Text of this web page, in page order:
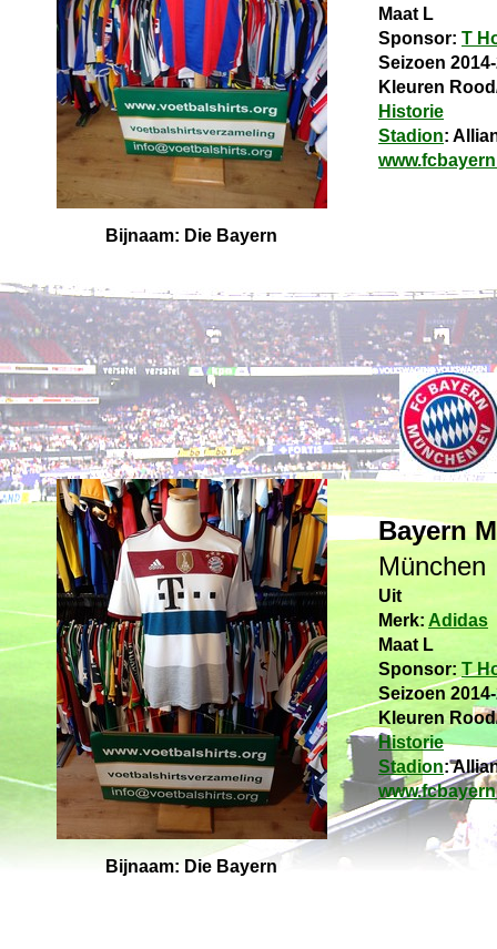
Maat L
Sponsor: T
Seizoen
Kleuren
Historie
Stadion:
Bijnaam: Die Bayern
Bayern
München
Uit
Merk: Adidas
Maat L
Sponsor: T
Seizoen
Kleuren
Historie
Stadion:
Bijnaam: Die Bayern